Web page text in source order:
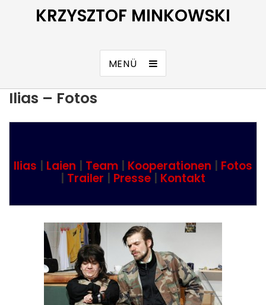
KRZYSZTOF MINKOWSKI
MENÜ
Ilias – Fotos
Ilias Laien Team Kooperationen Fotos
Trailer Presse Kontakt